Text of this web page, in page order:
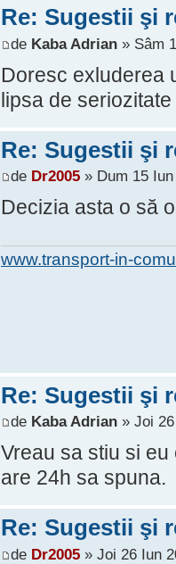
Re: Sugestii şi
de Kaba Adrian» Sâm
Doresc exluderea
lipsa de
Re: Sugestii şi
de Dr2005» Dum 15 Iun
Decizia asta o să
www.transport-in-
Re: Sugestii şi
de Kaba Adrian» Joi 26
Vreau sa stiu si
are 24h sa spuna.
Re: Sugestii şi
de Dr2005» Joi 26 Iun